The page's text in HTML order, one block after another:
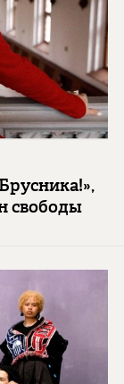
свободы